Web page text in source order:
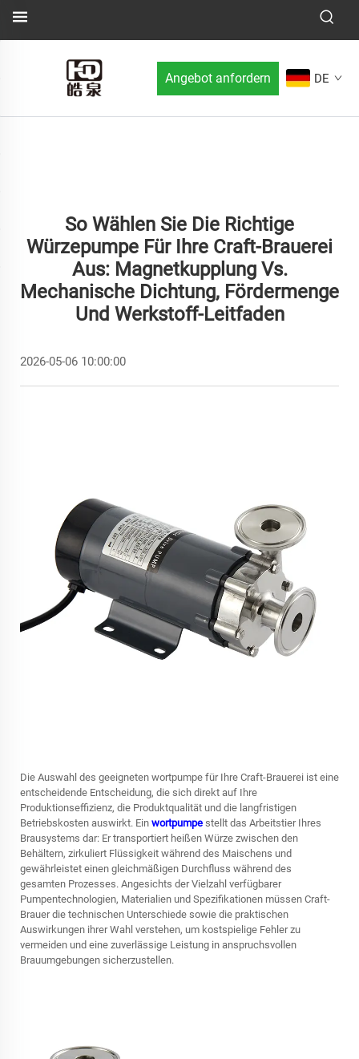
Angebot anfordern DE
So Wählen Sie Die Richtige
Würzepumpe Für Ihre Craft-Brauerei
Aus: Magnetkupplung Vs.
Mechanische Dichtung, Fördermenge
Und Werkstoff-Leitfaden
2026-05-06 10:00:00
Die Auswahl des geeigneten wortpumpe für Ihre Craft-Brauerei ist eine
entscheidende Entscheidung, die sich direkt auf Ihre
Produktionseffizienz, die Produktqualität und die langfristigen
Betriebskosten auswirkt. Ein wortpumpe stellt das Arbeitstier Ihres
Brausystems dar: Er transportiert heißen Würze zwischen den
Behältern, zirkuliert Flüssigkeit während des Maischens und
gewährleistet einen gleichmäßigen Durchfluss während des
gesamten Prozesses. Angesichts der Vielzahl verfügbarer
Pumpentechnologien, Materialien und Spezifikationen müssen Craft-
Brauer die technischen Unterschiede sowie die praktischen
Auswirkungen ihrer Wahl verstehen, um kostspielige Fehler zu
vermeiden und eine zuverlässige Leistung in anspruchsvollen
Brauumgebungen sicherzustellen.